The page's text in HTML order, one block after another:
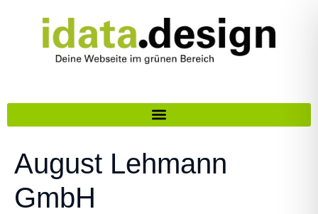
August Lehmann
GmbH